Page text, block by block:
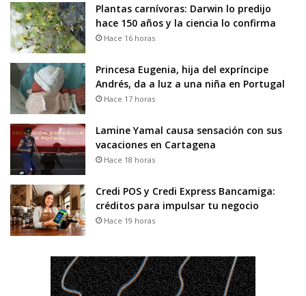
Plantas carnívoras: Darwin lo predijo
hace 150 años y la ciencia lo confirma
Hace 16 horas
Princesa Eugenia, hija del expríncipe
Andrés, da a luz a una niña en Portugal
Hace 17 horas
Lamine Yamal causa sensación con sus
vacaciones en Cartagena
Hace 18 horas
Credi POS y Credi Express Bancamiga:
créditos para impulsar tu negocio
Hace 19 horas